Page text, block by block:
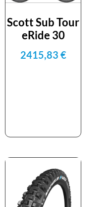
Scott Sub Tour
eRide 30
2415,83 €